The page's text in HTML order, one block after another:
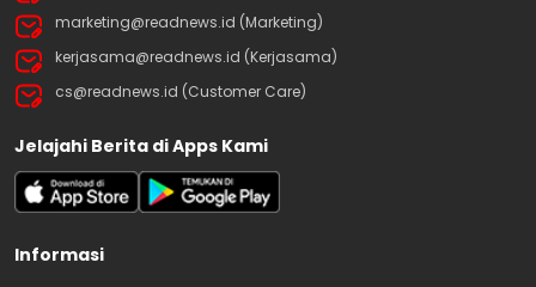
marketing@readnews.id (Marketing)
kerjasama@readnews.id (Kerjasama)
cs@readnews.id (Customer Care)
Jelajahi Berita di Apps Kami
Informasi